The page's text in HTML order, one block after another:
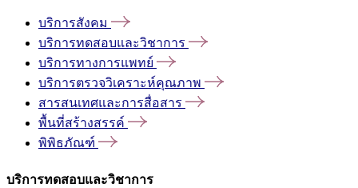
บริการสังคม
บริการทดสอบและวิชาการ
บริการทางการแพทย์
บริการตรวจวิเคราะห์คุณภาพ
สารสนเทศและการสื่อสาร
พื้นที่สร้างสรรค์
พิพิธภัณฑ์
บริการทดสอบและวิชาการ